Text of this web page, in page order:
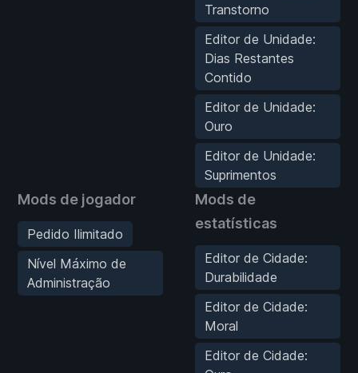
Transtorno
Editor de Unidade:
Dias Restantes
Contido
Editor de Unidade:
Ouro
Editor de Unidade:
Suprimentos
Mods de jogador
Pedido Ilimitado
Nível Máximo de
Administração
Mods de
estatísticas
Editor de Cidade:
Durabilidade
Editor de Cidade:
Moral
Editor de Cidade: